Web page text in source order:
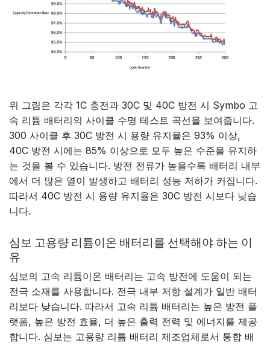
위 그림은 각각 1C 충전과 30C 및 40C 방전 시 Symbo 고
속 리튬 배터리의 사이클 수명 테스트 곡선을 보여줍니다.
300 사이클 후 30C 방전 시 용량 유지율은 93% 이상,
40C 방전 시에는 85% 이상으로 모두 높은 수준을 유지하
는 것을 볼 수 있습니다. 방전 전류가 높을수록 배터리 내부
에서 더 많은 열이 발생하고 배터리 성능 저하가 커집니다.
따라서 40C 방전 시 용량 유지율은 30C 방전 시보다 낮습
니다.
심보 고용량 리튬이온 배터리를 선택해야 하는 이
유
심보의 고속 리튬이온 배터리는 고속 방전에 도움이 되는
전극 소재를 사용합니다. 전극 내부 저항 설계가 일반 배터
리보다 낮습니다. 따라서 고속 리튬 배터리는 높은 방전 플
랫폼, 높은 방전 효율, 더 높은 출력 전력 및 에너지를 제공
합니다. 심보는 고용량 리튬 배터리 제조업체로서 통합 배